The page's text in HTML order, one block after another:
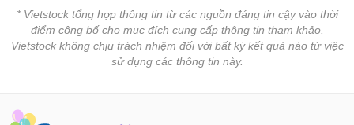
* Vietstock tổng hợp thông tin từ các nguồn đáng tin cậy vào thời
điểm công bố cho mục đích cung cấp thông tin tham khảo.
Vietstock không chịu trách nhiệm đối với bất kỳ kết quả nào từ việc
sử dụng các thông tin này.